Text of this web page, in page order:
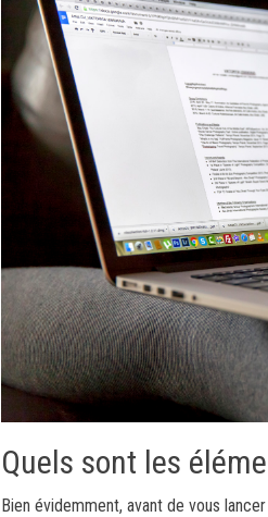
Quels sont les
Bien évidemment, avant de vous